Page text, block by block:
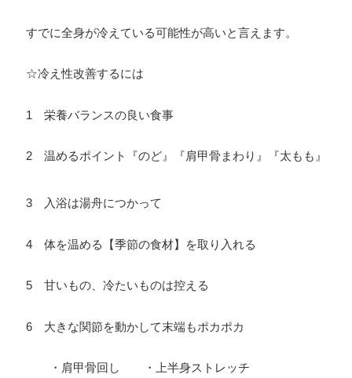
すでに全身が冷えている可能性が高いと言えます。
☆冷え性改善するには
1 栄養バランスの良い食事
2 温めるポイント『のど』『肩甲骨まわり』『太もも』
3 入浴は湯舟につかって
4 体を温める【季節の食材】を取り入れる
5 甘いもの、冷たいものは控える
6 大きな関節を動かして末端もポカポカ
・肩甲骨回し ・上半身ストレッチ